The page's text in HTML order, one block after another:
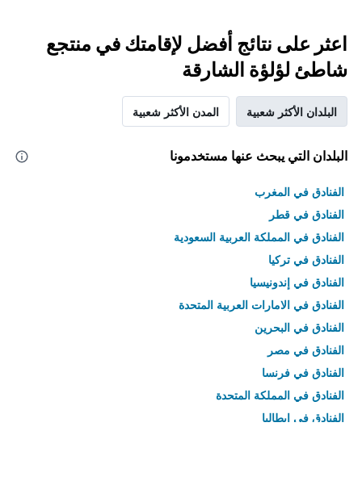
اعثر على نتائج أفضل لإقامتك في منتجع
شاطئ لؤلؤة الشارقة
البلدان الأكثر شعبية المدن الأكثر شعبية
البلدان التي يبحث عنها مستخدمونا
الفنادق في المغرب
الفنادق في قطر
الفنادق في المملكة العربية السعودية
الفنادق في تركيا
الفنادق في إندونيسيا
الفنادق في الامارات العربية المتحدة
الفنادق في البحرين
الفنادق في مصر
الفنادق في فرنسا
الفنادق في المملكة المتحدة
الفنادق في إيطاليا